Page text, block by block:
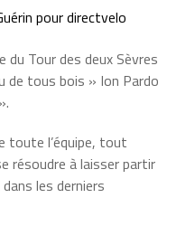
pour directvelo
Tour des deux Sèvres
de tous bois » Ion Pardo
toute l’équipe, tout
résoudre à laisser partir
les derniers